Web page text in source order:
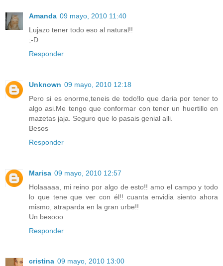
Amanda 09 mayo, 2010 11:40
Lujazo tener todo eso al natural!!
;-D
Responder
Unknown 09 mayo, 2010 12:18
Pero si es enorme,teneis de todo!lo que daria por tener to
algo asi.Me tengo que conformar con tener un huertillo en
mazetas jaja. Seguro que lo pasais genial alli.
Besos
Responder
Marisa 09 mayo, 2010 12:57
Holaaaaa, mi reino por algo de esto!! amo el campo y todo
lo que tene que ver con él!! cuanta envidia siento ahora
mismo, atraparda en la gran urbe!!
Un besooo
Responder
cristina 09 mayo, 2010 13:00